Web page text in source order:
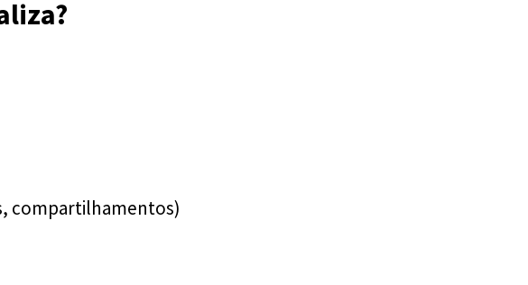
compartilhamentos)